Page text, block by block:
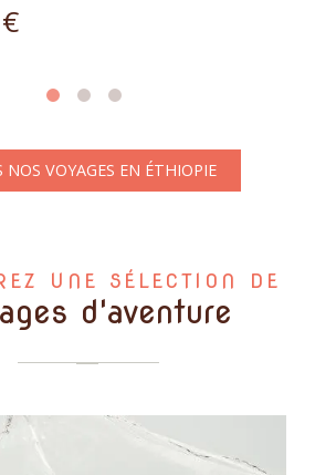
€
NOS VOYAGES EN ÉTHIOPIE
UNE SÉLECTION DE
d'aventure